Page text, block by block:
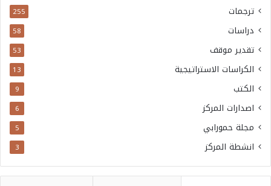
ترجمات 255
دراسات 58
تقدير موقف 53
الكراسات الاستراتيجية 13
الكتب 9
اصدارات المركز 6
مجلة حمورابي 5
انشطة المركز 3